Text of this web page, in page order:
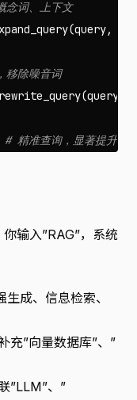
(query,
rewrite_query(query
你输入”RAG”，系统
成、信息检索、
充”向量数据库”、”
”LLM”、”